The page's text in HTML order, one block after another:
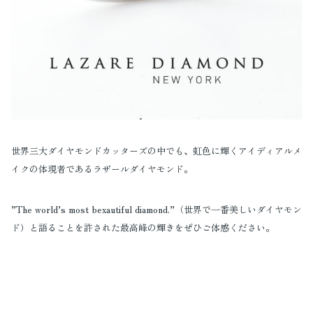
世界三大ダイヤモンドカッターズの中でも、虹色に輝くアイディアルメ
イクの体現者であるラザールダイヤモンド。
”The world’s most bexautiful diamond.”（世界で一番美しいダイヤモン
ド）と語ることを許された最高峰の輝きをぜひご体感ください。